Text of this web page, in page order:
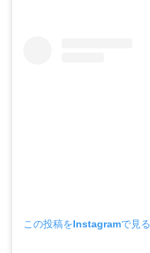
この投稿をInstagramで見る